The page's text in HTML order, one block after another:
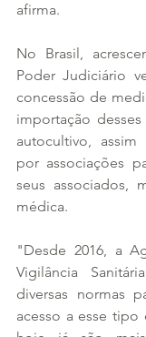
afirma.
No Brasil,
Poder Judiciário
concessão de
importação
autocultivo,
por associações
seus associados,
médica.
"Desde 2016, a
Vigilância
diversas normas
acesso a esse